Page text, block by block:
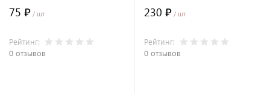
75 ₽ / шт
Рейтинг:
0 отзывов
230 ₽ / шт
Рейтинг:
0 отзывов